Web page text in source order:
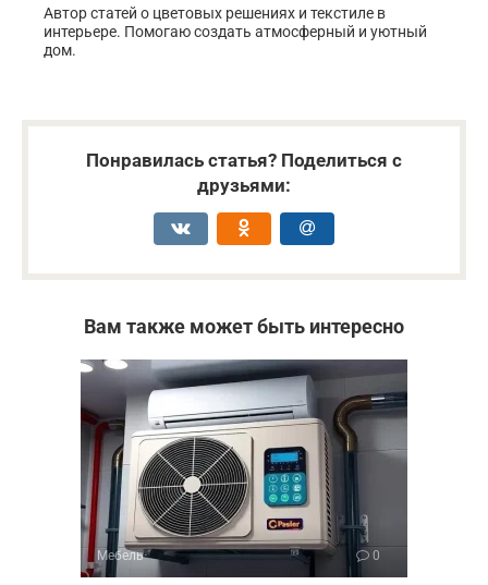
Автор статей о цветовых решениях и текстиле в
интерьере. Помогаю создать атмосферный и уютный
дом.
Понравилась статья? Поделиться с
друзьями:
Вам также может быть интересно
Мебель 0